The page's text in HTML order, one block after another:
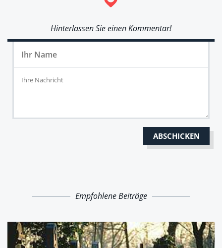
Hinterlassen Sie einen Kommentar!
Empfohlene Beiträge